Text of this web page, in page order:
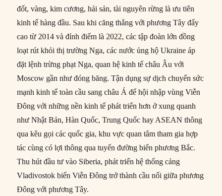
đốt, vàng, kim cương, hải sản, tài nguyên rừng là ưu tiên
kinh tế hàng đầu. Sau khi căng thẳng với phương Tây đẩy
cao từ 2014 và đỉnh điểm là 2022, các tập đoàn lớn đồng
loạt rút khỏi thị trường Nga, các nước ủng hộ Ukraine áp
đặt lệnh trừng phạt Nga, quan hệ kinh tế châu Âu với
Moscow gần như đóng băng. Tận dụng sự dịch chuyển sức
mạnh kinh tế toàn cầu sang châu Á để hội nhập vùng Viễn
Đông với những nền kinh tế phát triển hơn ở xung quanh
như Nhật Bản, Hàn Quốc, Trung Quốc hay ASEAN thông
qua kêu gọi các quốc gia, khu vực quan tâm tham gia hợp
tác cùng có lợi thông qua tuyến đường biển phương Bắc.
Thu hút đầu tư vào Siberia, phát triển hệ thống cảng
Vladivostok biến Viễn Đông trở thành cầu nối giữa phương
Đông với phương Tây.